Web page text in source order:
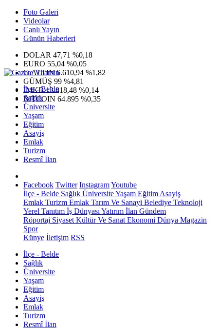
Foto Galeri
Videolar
Canlı Yayın
Günün Haberleri
DOLAR 47,71 %0,18
EURO 55,04 %0,05
G.ALTIN6.610,94 %1,82
GÜMÜŞ 99 %4,81
IMKB13.818,48 %0,14
BITCOIN 64.895 %0,35
İlçe - Belde
Sağlık
Üniversite
Yaşam
Eğitim
Asayiş
Emlak
Turizm
Resmî İlan
Facebook Twitter InstagramYoutube
İlçe - Belde Sağlık ÜniversiteYaşam Eğitim Asayiş
Emlak Turizm Emlak Tarım Ve Sanayi Belediye Teknoloji
Yerel Tanıtım İş Dünyası Yatırım İlan Gündem
Röportaj Siyaset Kültür Ve Sanat Ekonomi Dünya Magazin
Spor
Künye İletişim RSS
İlçe - Belde
Sağlık
Üniversite
Yaşam
Eğitim
Asayiş
Emlak
Turizm
Resmî İlan